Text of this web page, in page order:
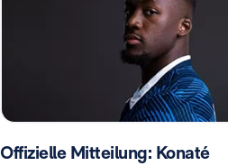
Offizielle Mitteilung: Konaté